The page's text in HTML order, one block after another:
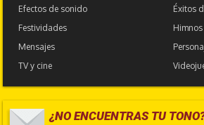
Efectos de sonido
Éxitos
Festividades
Himnos
Mensajes
TV y cine
¿NO ENCUENTRAS TU